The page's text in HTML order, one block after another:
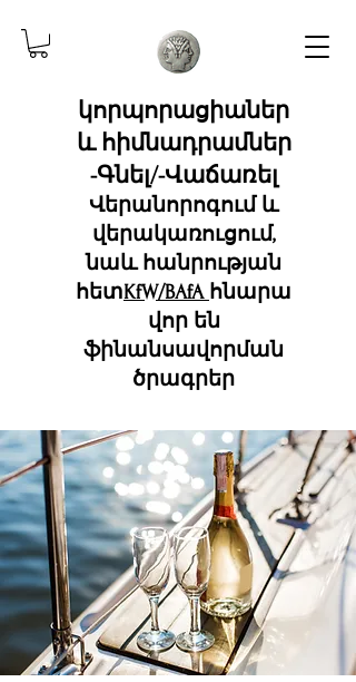
կորպորացիաներ
և հիմնադրամներ
-Գնել/-Վաճառել
Վերանորոգում և
վերակառուցում,
նաև հանրության
հետKfW/BAfA հնարա
վոր են
ֆինանսավորման
ծրագրեր